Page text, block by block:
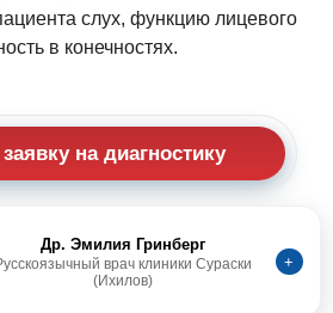
слух, функцию лицевого
в конечностях.
на диагностику
от
Русскоязычный врач клиники Сураски
(Ихилов)